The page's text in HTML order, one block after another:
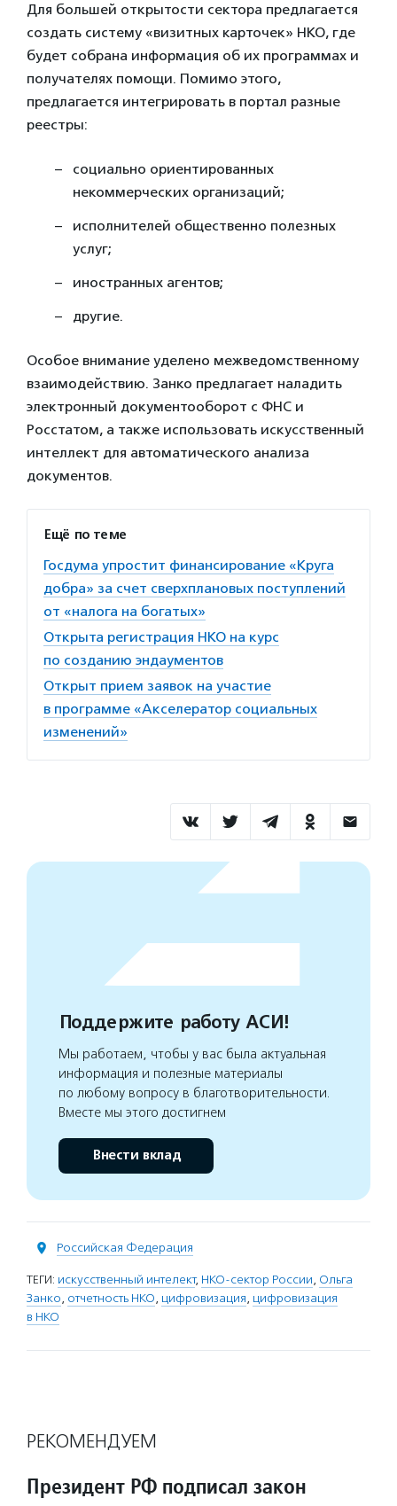
Для большей открытости сектора предлагается
создать систему «визитных карточек» НКО, где
будет собрана информация об их программах и
получателях помощи. Помимо этого,
предлагается интегрировать в портал разные
реестры:
социально ориентированных
некоммерческих организаций;
исполнителей общественно полезных
услуг;
иностранных агентов;
другие.
Особое внимание уделено межведомственному
взаимодействию. Занко предлагает наладить
электронный документооборот с ФНС и
Росстатом, а также использовать искусственный
интеллект для автоматического анализа
документов.
Ещё по теме
Госдума упростит финансирование «Круга
добра» за счет сверхплановых поступлений
от «налога на богатых»
Открыта регистрация НКО на курс
по созданию эндаументов
Открыт прием заявок на участие
в программе «Акселератор социальных
изменений»
Поддержите работу АСИ!
Мы работаем, чтобы у вас была актуальная
информация и полезные материалы
по любому вопросу в благотворительности.
Вместе мы этого достигнем
Внести вклад
Российская Федерация
ТЕГИ: искусственный интелект, НКО-сектор России, Ольга
Занко, отчетность НКО, цифровизация, цифровизация
в НКО
РЕКОМЕНДУЕМ
Президент РФ подписал закон